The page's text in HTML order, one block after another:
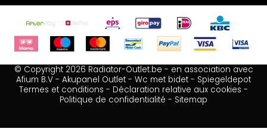
© Copyright 2026 Radiator-Outlet.be - en association avec
Afium B.V - Akupanel Outlet - Wc met bidet - Spiegeldepot
Termes et conditions - Déclaration relative aux cookies -
Politique de confidentialité - Sitemap